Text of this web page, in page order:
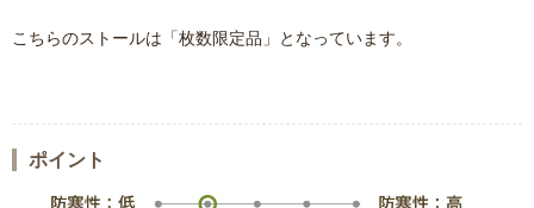
ポイント
こちらのストールは「枚数限定品」となっています。